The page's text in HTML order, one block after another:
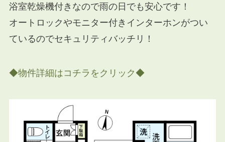
浴室乾燥機付きなので雨の日でも安心です！
オートロックやモニター付きインターホンがつい
ているのでセキュリティバッチリ！
◆物件詳細はコチラをクリック◆